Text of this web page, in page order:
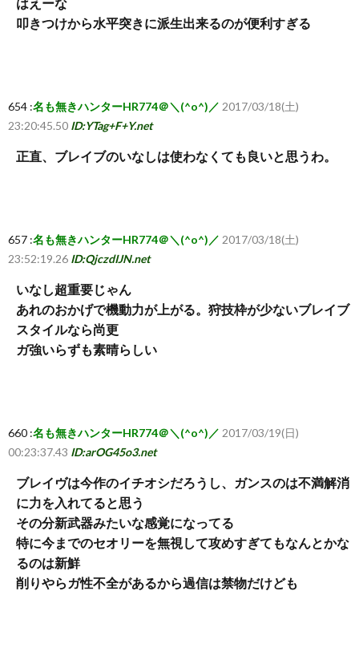
叩きつけから水平突きに派生出来るのが便利すぎる
654 :名も無きハンターHR774＠＼(^o^)／ 2017/03/18(土)
23:20:45.50 ID:YTag+F+Y.net
正直、ブレイブのいなしは使わなくても良いと思うわ。
657 :名も無きハンターHR774＠＼(^o^)／ 2017/03/18(土)
23:52:19.26 ID:QjczdIJN.net
いなし超重要じゃん
あれのおかげで機動力が上がる。狩技枠が少ないブレイブ
スタイルなら尚更
ガ強いらずも素晴らしい
660 :名も無きハンターHR774＠＼(^o^)／ 2017/03/19(日)
00:23:37.43 ID:arOG45o3.net
ブレイヴは今作のイチオシだろうし、ガンスのは不満解消
に力を入れてると思う
その分新武器みたいな感覚になってる
特に今までのセオリーを無視して攻めすぎてもなんとかな
るのは新鮮
削りやらガ性不全があるから過信は禁物だけども